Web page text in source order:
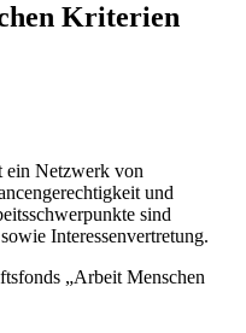
Kriterien
ein Netzwerk von
und
sind
Interessenvertretung.
„Arbeit Menschen